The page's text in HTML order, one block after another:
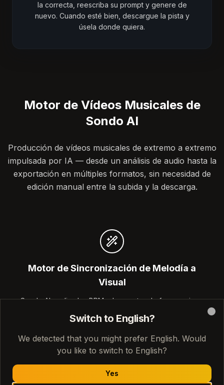
la correcta, reescriba su prompt y genere de
nuevo. Cuando esté bien, descargue la pista y
úsela donde quiera.
Motor de Vídeos Musicales de
Sondo AI
Producción de vídeos musicales de extremo a extremo
impulsada por IA — desde un análisis de audio hasta la
exportación en múltiples formatos, sin necesidad de
edición manual entre la subida y la descarga.
Motor de Sincronización de Melodía a
Visual
Sondo AI analiza los BPM, el espectro de frecuencias y
estribillo, puente, final) y luego asigna cambios de
escena, transiciones e intensidad visual para coincidir
con el flujo natural de la música.
Switch to English?
We detected that you might prefer English. Would
you like to switch to English?
Yes